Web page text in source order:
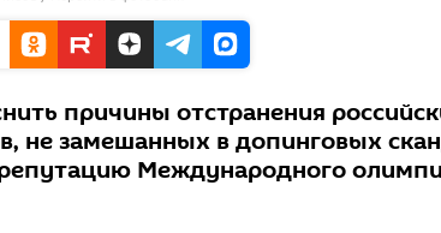
причины отстранения
не замешанных в допинговых
Международного